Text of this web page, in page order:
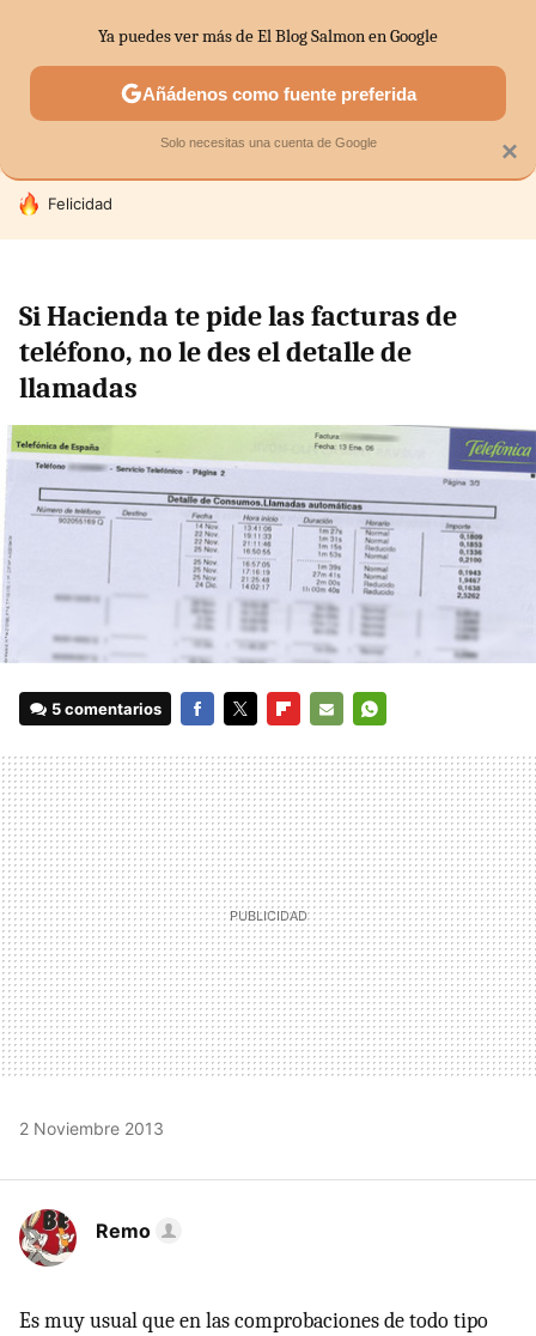
SECTORES ECONOMÍA DOMÉSTICA MERCADOS
HOY SE HABLA DE
Felicidad
Si Hacienda te pide las facturas de
teléfono, no le des el detalle de
llamadas
5 comentarios
MAIL
2 Noviembre 2013
Remo
Es muy usual que en las comprobaciones de todo tipo
×
Ya puedes ver más de El Blog Salmon en Google
Añádenos como fuente preferida
Solo necesitas una cuenta de Google